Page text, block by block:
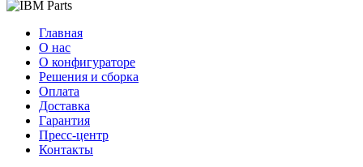
Главная
О нас
О конфигураторе
Решения и сборка
Оплата
Доставка
Гарантия
Пресс-центр
Контакты